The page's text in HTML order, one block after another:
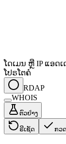
ໂດເມນ ຫຼື IP ແອດ
ໂປຣໂຕຄໍ
RDAP
WHOIS
ຕົວຢ່າງ
ຣີເຊັດ ກວ